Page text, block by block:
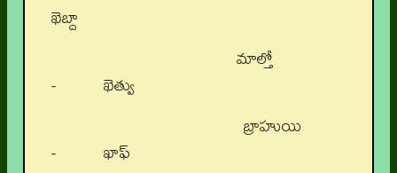
ఖెబ్దా
మాల్తో
- ఖెత్వు
బ్రాహుయి
- ఖాఫ్